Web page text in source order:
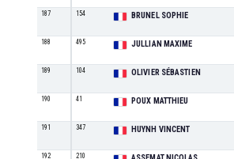
187 154 BRUNEL SOPHIE
188 495 JULLIAN MAXIME
189 104 OLIVIER SÉBASTIEN
190 41 POUX MATTHIEU
191 347 HUYNH VINCENT
192 210